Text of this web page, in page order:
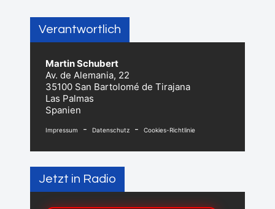
Verantwortlich
Martin Schubert
Av. de Alemania, 22
35100 San Bartolomé de Tirajana
Las Palmas
Spanien
Impressum - Datenschutz - Cookies-Richtlinie
Jetzt in Radio